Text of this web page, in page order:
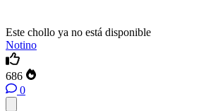
Este chollo ya no está disponible
Notino
686
0